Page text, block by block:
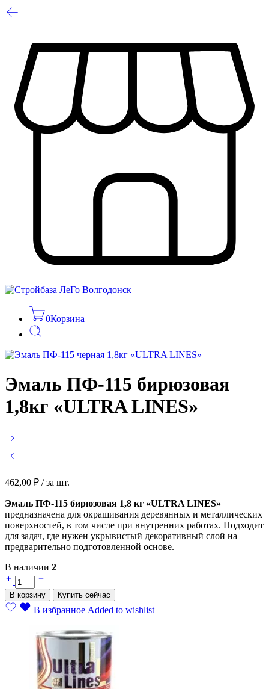
0Корзина
Эмаль ПФ-115 бирюзовая
1,8кг «ULTRA LINES»
462,00 ₽ / за шт.
Эмаль ПФ-115 бирюзовая 1,8 кг «ULTRA LINES»
предназначена для окрашивания деревянных и металлических
поверхностей, в том числе при внутренних работах. Подходит
для задач, где нужен укрывистый декоративный слой на
предварительно подготовленной основе.
В наличии 2
Эмаль
ПФ-115
бирюзовая
1,8кг
В корзину Купить сейчас
В избранное Added to wishlist